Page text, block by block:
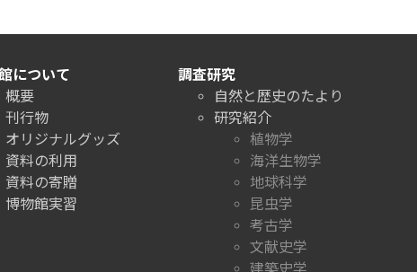
について
概要
刊行物
オリジナルグッズ
資料の利用
資料の寄贈
博物館実習
調査研究
自然と歴史のたより
研究紹介
植物学
海洋生物学
地球科学
昆虫学
考古学
文献史学